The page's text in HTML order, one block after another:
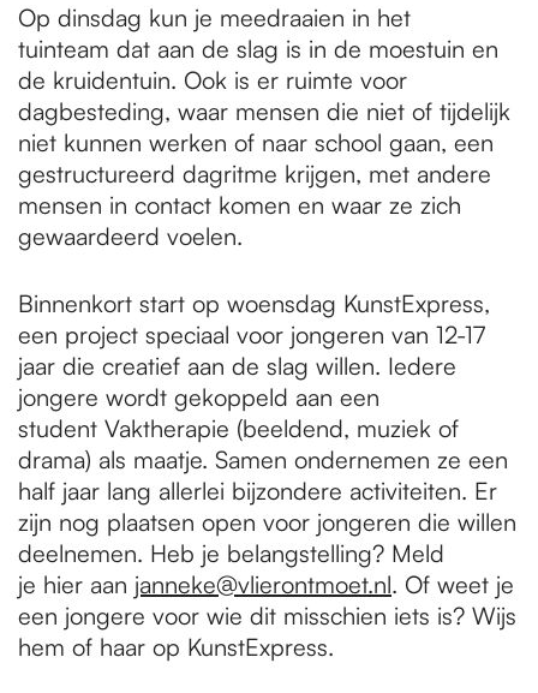
Op dinsdag kun je meedraaien in het
tuinteam dat aan de slag is in de moestuin en
de kruidentuin. Ook is er ruimte voor
dagbesteding, waar mensen die niet of tijdelijk
niet kunnen werken of naar school gaan, een
gestructureerd dagritme krijgen, met andere
mensen in contact komen en waar ze zich
gewaardeerd voelen.
Binnenkort start op woensdag KunstExpress,
een project speciaal voor jongeren van 12-17
jaar die creatief aan de slag willen. Iedere
jongere wordt gekoppeld aan een
student Vaktherapie (beeldend, muziek of
drama) als maatje. Samen ondernemen ze een
half jaar lang allerlei bijzondere activiteiten. Er
zijn nog plaatsen open voor jongeren die willen
deelnemen. Heb je belangstelling? Meld
je hier aan janneke@vlierontmoet.nl. Of weet je
een jongere voor wie dit misschien iets is? Wijs
hem of haar op KunstExpress.